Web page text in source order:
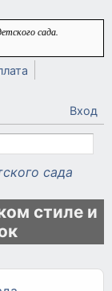
сада.
Вход
сада
стиле и